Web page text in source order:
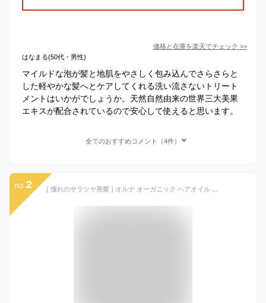
価格と在庫を楽天でチェック >>
はなまる(50代・男性)
マイルドな泡が髪と地肌をやさしく包み込んでさらさらと
した軽やかな髪へとケアしてくれる洗い流さないトリート
メントはいかがでしょうか。天然自然由来の世界三大美果
エキスが配合されているので安心して使えると思います。
全てのおすすめコメント（4件）
no. 2 [ 憧れのサラツヤ美髪 ] オルナ オーガニック ヘアオイル ヘアミルク スタイリングオイル 洗い流さないトリートメント ヘア美容液 無添加 べたつかない ヘアケア （スムースヘアオイル/植物アロマの香り）